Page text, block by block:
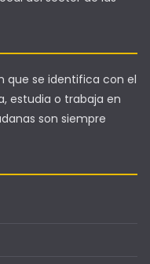
que se identifica con el
estudia o trabaja en
son siempre